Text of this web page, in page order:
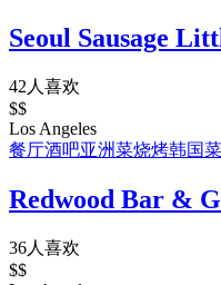
Seoul Sausage
42人喜欢
$$
Los Angeles
餐厅酒吧亚洲菜烧烤韩国菜
Redwood Bar &
36人喜欢
$$